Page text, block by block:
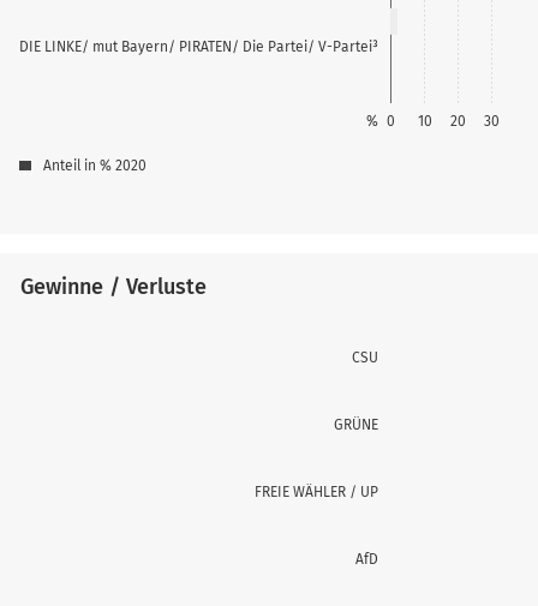
DIE LINKE/ mut Bayern/ PIRATEN/ Die Partei/ V-Partei³
0 10 20 30
%
Anteil in % 2020
CSU
GRÜNE
FREIE WÄHLER / UP
AfD
Gewinne / Verluste